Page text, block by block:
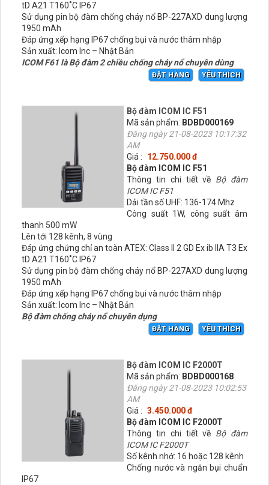
tD A21 T160˚C IP67
Sử dụng pin bộ đàm chống cháy nổ BP-227AXD dung lượng
1950 mAh
Đáp ứng xếp hạng IP67 chống bụi và nước thâm nhập
Sản xuất: Icom Inc – Nhật Bản
ICOM F61 là Bộ đàm 2 chiều chống cháy nổ chuyên dùng
ĐẶT HÀNG YÊU THÍCH
Bộ đàm ICOM IC F51
Mã sản phẩm: BDBD000169
Đăng ngày 21-08-2023 10:17:32
AM
Giá :
12.750.000 đ
Bộ đàm ICOM IC F51
Thông tin chi tiết về Bộ đàm
ICOM IC F51
Dải tần số UHF: 136-174 Mhz
Công suất 1W, công suất âm
thanh 500 mW
Lên tới 128 kênh, 8 vùng
Đáp ứng chứng chỉ an toàn ATEX: Class II 2 GD Ex ib IIA T3 Ex
tD A21 T160˚C IP67
Sử dụng pin bộ đàm chống cháy nổ BP-227AXD dung lượng
1950 mAh
Đáp ứng xếp hạng IP67 chống bụi và nước thâm nhập
Sản xuất: Icom Inc – Nhật Bản
Bộ đàm chống cháy nổ chuyên dụng
ĐẶT HÀNG YÊU THÍCH
Bộ đàm ICOM IC F2000T
Mã sản phẩm: BDBD000168
Đăng ngày 21-08-2023 10:02:53
AM
Giá : 3.450.000 đ
Bộ đàm ICOM IC F2000T
Thông tin chi tiết về Bộ đàm
ICOM IC F2000T
Số kênh nhớ: 16 hoặc 128 kênh
Chống nước và ngăn bụi chuẩn
IP67